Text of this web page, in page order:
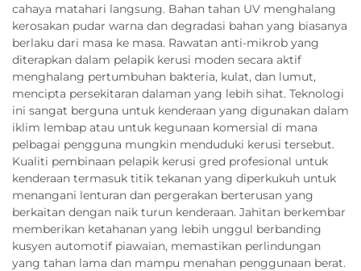
cahaya matahari langsung. Bahan tahan UV menghalang
kerosakan pudar warna dan degradasi bahan yang biasanya
berlaku dari masa ke masa. Rawatan anti-mikrob yang
diterapkan dalam pelapik kerusi moden secara aktif
menghalang pertumbuhan bakteria, kulat, dan lumut,
mencipta persekitaran dalaman yang lebih sihat. Teknologi
ini sangat berguna untuk kenderaan yang digunakan dalam
iklim lembap atau untuk kegunaan komersial di mana
pelbagai pengguna mungkin menduduki kerusi tersebut.
Kualiti pembinaan pelapik kerusi gred profesional untuk
kenderaan termasuk titik tekanan yang diperkukuh untuk
menangani lenturan dan pergerakan berterusan yang
berkaitan dengan naik turun kenderaan. Jahitan berkembar
memberikan ketahanan yang lebih unggul berbanding
kusyen automotif piawaian, memastikan perlindungan
yang tahan lama dan mampu menahan penggunaan berat.